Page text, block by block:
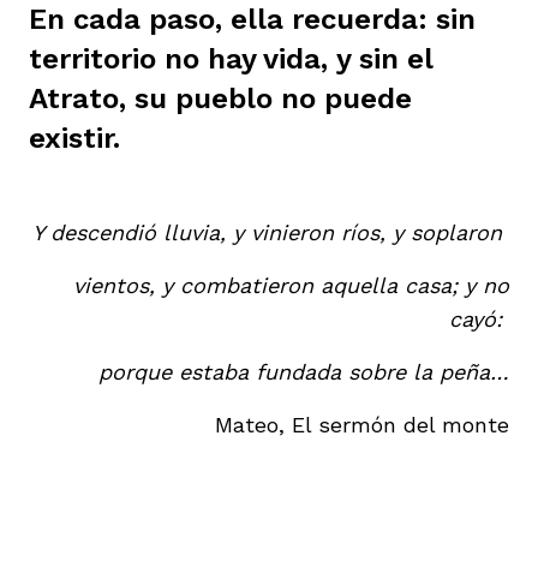
En cada paso, ella recuerda: sin
territorio no hay vida, y sin el
Atrato, su pueblo no puede
existir.
Y descendió lluvia, y vinieron ríos, y soplaron
vientos, y combatieron aquella casa; y no
cayó:
porque estaba fundada sobre la peña…
Mateo, El sermón del monte